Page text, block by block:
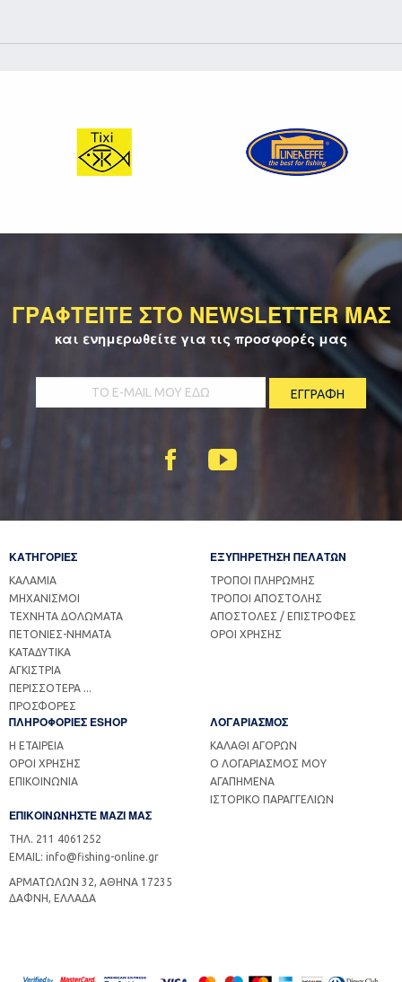
ΓΡΑΦΤΕΙΤΕ ΣΤΟ NEWSLETTER ΜΑΣ
και ενημερωθείτε για τις προσφορές μας
ΚΑΤΗΓΟΡΙΕΣ
ΚΑΛΑΜΙΑ
ΜΗΧΑΝΙΣΜΟΙ
ΤΕΧΝΗΤΑ ΔΟΛΩΜΑΤΑ
ΠΕΤΟΝΙΕΣ-ΝΗΜΑΤΑ
ΚΑΤΑΔΥΤΙΚΑ
ΑΓΚΙΣΤΡΙΑ
ΠΕΡΙΣΣΟΤΕΡΑ ...
ΠΡΟΣΦΟΡΕΣ
ΕΞΥΠΗΡΕΤΗΣΗ ΠΕΛΑΤΩΝ
ΤΡΟΠΟΙ ΠΛΗΡΩΜΗΣ
ΤΡΟΠΟΙ ΑΠΟΣΤΟΛΗΣ
ΑΠΟΣΤΟΛΕΣ / ΕΠΙΣΤΡΟΦΕΣ
ΟΡΟΙ ΧΡΗΣΗΣ
ΠΛΗΡΟΦΟΡΙΕΣ ESHOP
Η ΕΤΑΙΡΕΙΑ
ΟΡΟΙ ΧΡΗΣΗΣ
ΕΠΙΚΟΙΝΩΝΙΑ
ΛΟΓΑΡΙΑΣΜΟΣ
ΚΑΛΑΘΙ ΑΓΟΡΩΝ
Ο ΛΟΓΑΡΙΑΣΜΟΣ ΜΟΥ
ΑΓΑΠΗΜΕΝΑ
ΙΣΤΟΡΙΚΟ ΠΑΡΑΓΓΕΛΙΩΝ
ΕΠΙΚΟΙΝΩΝΗΣΤΕ ΜΑΖΙ ΜΑΣ
ΤΗΛ. 211 4061252
EMAIL: info@fishing-online.gr
ΑΡΜΑΤΩΛΩΝ 32, ΑΘΗΝΑ 17235
ΔΑΦΝΗ, ΕΛΛΑΔΑ